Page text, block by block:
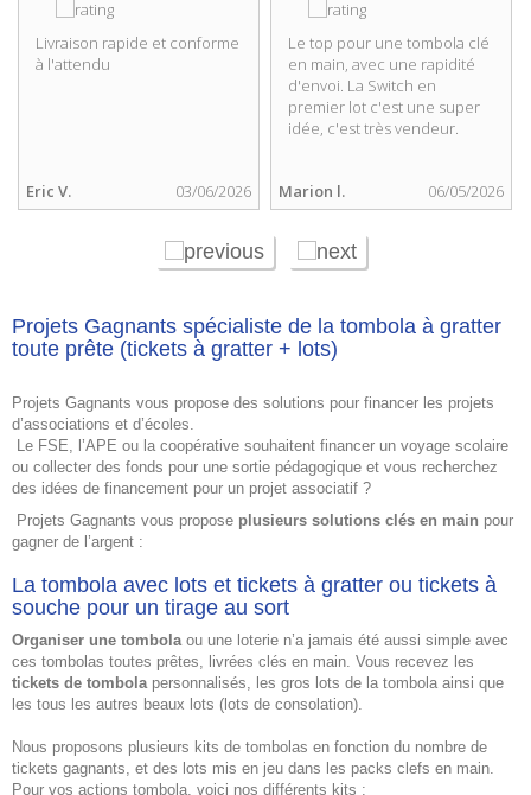
Livraison rapide et conforme
à l'attendu
Eric V. 03/06/2026
Le top pour une tombola clé
en main, avec une rapidité
d'envoi. La Switch en
premier lot c'est une super
idée, c'est très vendeur.
Marion l. 06/05/2026
Projets Gagnants spécialiste de la tombola à gratter
toute prête (tickets à gratter + lots)
Projets Gagnants vous propose des solutions pour financer les projets
d’associations et d’écoles.
Le FSE, l’APE ou la coopérative souhaitent financer un voyage scolaire
ou collecter des fonds pour une sortie pédagogique et vous recherchez
des idées de financement pour un projet associatif ?
Projets Gagnants vous propose plusieurs solutions clés en main pour
gagner de l’argent :
La tombola avec lots et tickets à gratter ou tickets à
souche pour un tirage au sort
Organiser une tombolaou une loterie n’a jamais été aussi simple avec
ces tombolas toutes prêtes, livrées clés en main. Vous recevez les
tickets de tombolapersonnalisés, les gros lots de la tombola ainsi que
les tous les autres beaux lots (lots de consolation).
Nous proposons plusieurs kits de tombolas en fonction du nombre de
tickets gagnants, et des lots mis en jeu dans les packs clefs en main.
Pour vos actions tombola, voici nos différents kits :